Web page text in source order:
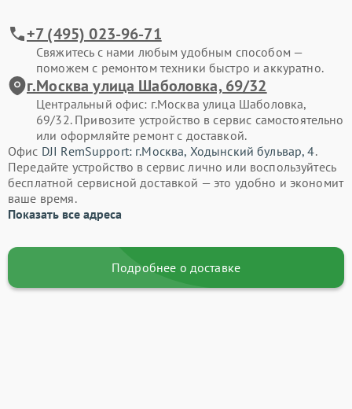
+7 (495) 023-96-71
Свяжитесь с нами любым удобным способом —
поможем с ремонтом техники быстро и аккуратно.
г.Москва улица Шаболовка, 69/32
Центральный офис: г.Москва улица Шаболовка,
69/32. Привозите устройство в сервис самостоятельно
или оформляйте ремонт с доставкой.
Офис DJI RemSupport: г.Москва, Ходынский бульвар, 4.
Передайте устройство в сервис лично или воспользуйтесь
бесплатной сервисной доставкой — это удобно и экономит
ваше время.
Показать все адреса
Подробнее о доставке